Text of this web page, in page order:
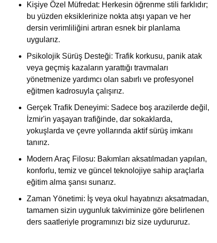
Kişiye Özel Müfredat: Herkesin öğrenme stili farklıdır;
bu yüzden eksiklerinize nokta atışı yapan ve her
dersin verimliliğini artıran esnek bir planlama
uygularız.
Psikolojik Sürüş Desteği: Trafik korkusu, panik atak
veya geçmiş kazaların yarattığı travmaları
yönetmenize yardımcı olan sabırlı ve profesyonel
eğitmen kadrosuyla çalışırız.
Gerçek Trafik Deneyimi: Sadece boş arazilerde değil,
İzmir'in yaşayan trafiğinde, dar sokaklarda,
yokuşlarda ve çevre yollarında aktif sürüş imkanı
tanırız.
Modern Araç Filosu: Bakımları aksatılmadan yapılan,
konforlu, temiz ve güncel teknolojiye sahip araçlarla
eğitim alma şansı sunarız.
Zaman Yönetimi: İş veya okul hayatınızı aksatmadan,
tamamen sizin uygunluk takviminize göre belirlenen
ders saatleriyle programınızı biz size uydururuz.